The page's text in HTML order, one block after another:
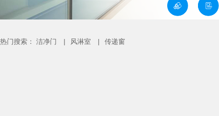
热门搜索： 洁净门 | 风淋室 | 传递窗